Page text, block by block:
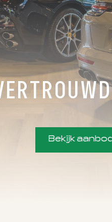
CONTACT
524 24 90
Bekijk